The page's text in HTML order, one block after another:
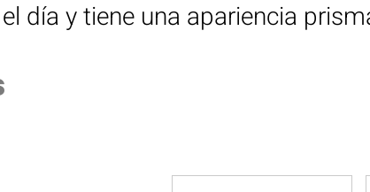
día y tiene una apariencia